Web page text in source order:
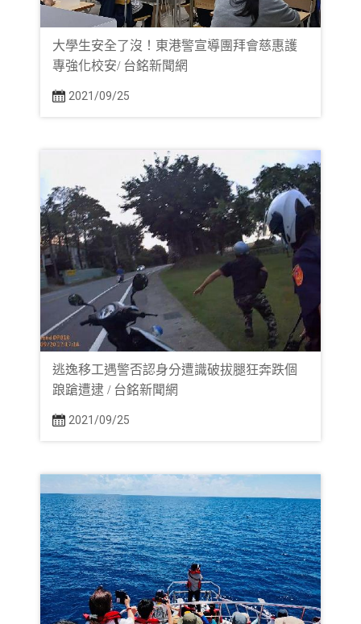
大學生安全了沒！東港警宣導團拜會慈惠護
專強化校安/ 台銘新聞網
2021/09/25
逃逸移工遇警否認身分遭識破拔腿狂奔跌個
踉蹌遭逮 / 台銘新聞網
2021/09/25